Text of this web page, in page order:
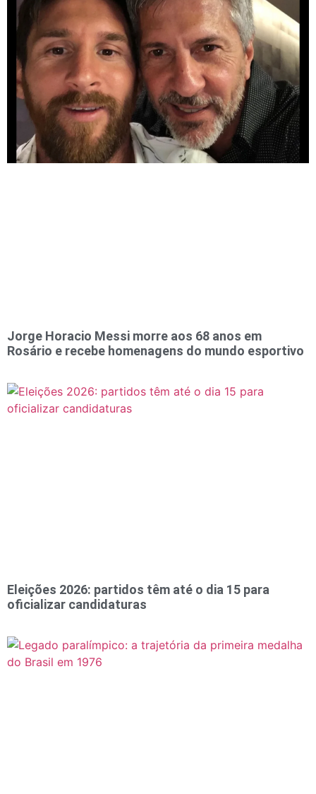
Jorge Horacio Messi morre aos 68 anos em
Rosário e recebe homenagens do mundo esportivo
Eleições 2026: partidos têm até o dia 15 para
oficializar candidaturas